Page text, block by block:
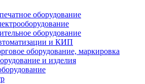
оборудование
оборудование
и КИП
оборудование, маркировка
и изделия